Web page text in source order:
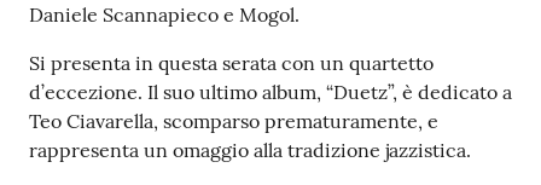
Daniele Scannapieco e Mogol.
Si presenta in questa serata con un quartetto
d’eccezione. Il suo ultimo album, “Duetz”, è dedicato a
Teo Ciavarella, scomparso prematuramente, e
rappresenta un omaggio alla tradizione jazzistica.